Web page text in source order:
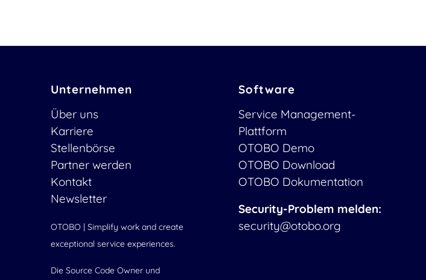
Unternehmen
Über uns
Karriere
Stellenbörse
Partner werden
Kontakt
Newsletter
OTOBO | Simplify work and create
exceptional service experiences.
Die Source Code Owner und
Software
Service Management-
Plattform
OTOBO Demo
OTOBO Download
OTOBO Dokumentation
Security-Problem melden:
security@otobo.org